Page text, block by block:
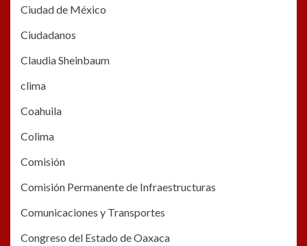
Ciudad de México
Ciudadanos
Claudia Sheinbaum
clima
Coahuila
Colima
Comisión
Comisión Permanente de Infraestructuras
Comunicaciones y Transportes
Congreso del Estado de Oaxaca